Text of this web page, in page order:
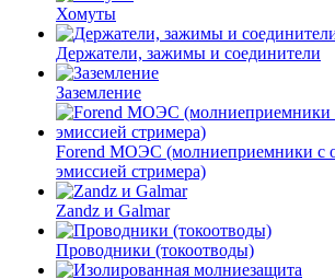
Хомуты
Держатели, зажимы и соединители
Заземление
Forend МОЭС (молниеприемники с
эмиссией стримера)
Zandz и Galmar
Проводники (токоотводы)